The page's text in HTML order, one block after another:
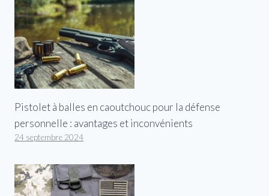
Pistolet à balles en caoutchouc pour la défense
personnelle : avantages et inconvénients
24 septembre 2024